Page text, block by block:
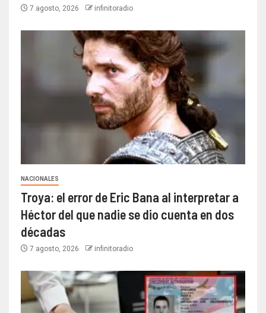
7 agosto, 2026 infinitoradio
NACIONALES
Troya: el error de Eric Bana al interpretar a
Héctor del que nadie se dio cuenta en dos
décadas
7 agosto, 2026 infinitoradio